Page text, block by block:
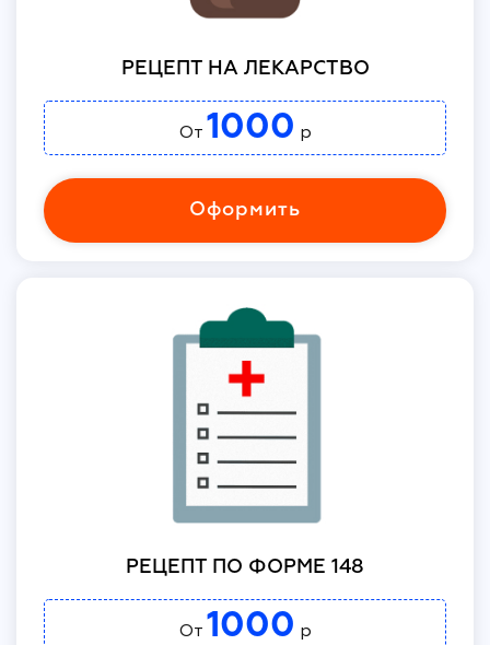
РЕЦЕПТ НА ЛЕКАРСТВО
От 1000 р
Оформить
РЕЦЕПТ ПО ФОРМЕ 148
От 1000 р